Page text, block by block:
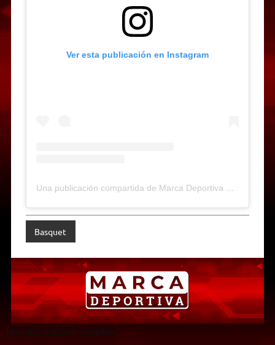
Ver esta publicación en Instagram
Una publicación compartida de Marca Deportiva Web-Radio (@marcadeportiva)
Basquet
[xyz-ips snippet=»uveka»]